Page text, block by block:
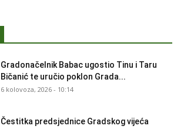
Gradonačelnik Babac ugostio Tinu i Taru
Bičanić te uručio poklon Grada...
6 kolovoza, 2026 - 10:14
Čestitka predsjednice Gradskog vijeća